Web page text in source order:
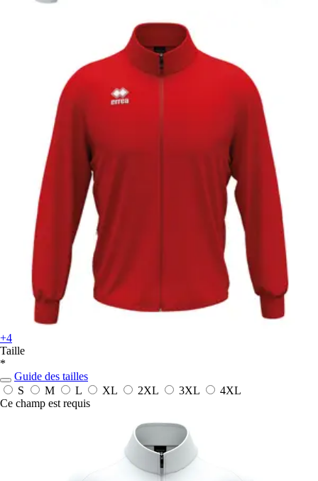
+4
Taille
*
Guide des tailles
S
M L XL 2XL 3XL
4XL
Ce champ est requis